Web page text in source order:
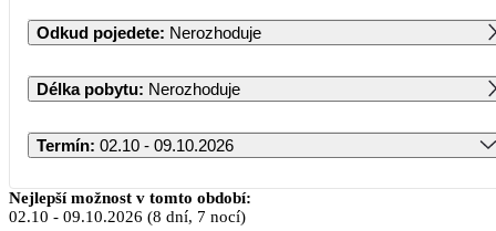
Odkud pojedete: Nerozhoduje
Délka pobytu: Nerozhoduje
Termín: 02.10 - 09.10.2026
Říjen 2026
Nejlepší možnost v tomto období:
02.10 - 09.10.2026 (8 dní, 7 nocí)